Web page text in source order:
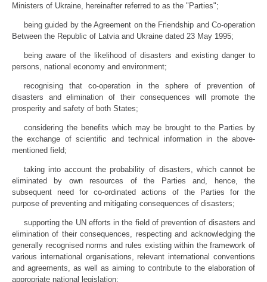
Ministers of Ukraine, hereinafter referred to as the "Parties";
being guided by the Agreement on the Friendship and Co-operation
Between the Republic of Latvia and Ukraine dated 23 May 1995;
being aware of the likelihood of disasters and existing danger to
persons, national economy and environment;
recognising that co-operation in the sphere of prevention of
disasters and elimination of their consequences will promote the
prosperity and safety of both States;
considering the benefits which may be brought to the Parties by
the exchange of scientific and technical information in the above-
mentioned field;
taking into account the probability of disasters, which cannot be
eliminated by own resources of the Parties and, hence, the
subsequent need for co-ordinated actions of the Parties for the
purpose of preventing and mitigating consequences of disasters;
supporting the UN efforts in the field of prevention of disasters and
elimination of their consequences, respecting and acknowledging the
generally recognised norms and rules existing within the framework of
various international organisations, relevant international conventions
and agreements, as well as aiming to contribute to the elaboration of
appropriate national legislation;